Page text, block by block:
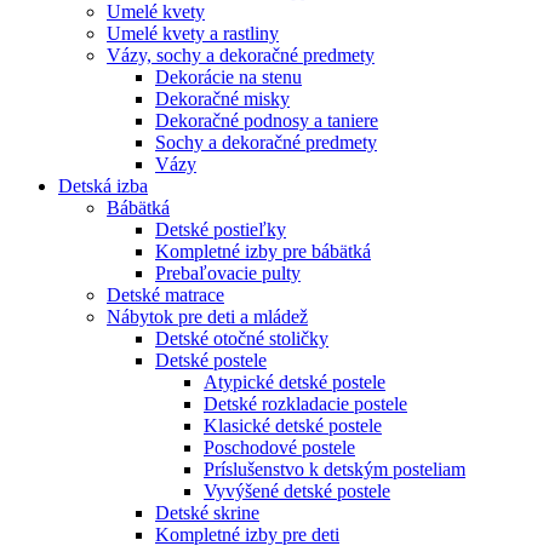
Umelé kvety
Umelé kvety a rastliny
Vázy, sochy a dekoračné predmety
Dekorácie na stenu
Dekoračné misky
Dekoračné podnosy a taniere
Sochy a dekoračné predmety
Vázy
Detská izba
Bábätká
Detské postieľky
Kompletné izby pre bábätká
Prebaľovacie pulty
Detské matrace
Nábytok pre deti a mládež
Detské otočné stoličky
Detské postele
Atypické detské postele
Detské rozkladacie postele
Klasické detské postele
Poschodové postele
Príslušenstvo k detským posteliam
Vyvýšené detské postele
Detské skrine
Kompletné izby pre deti